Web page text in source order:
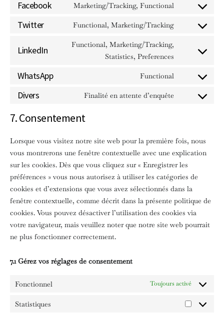
Facebook Marketing/Tracking, Functional CONSENT TO
Twitter Functional, Marketing/Tracking CONSENT TO
LinkedIn
Functional, Marketing/Tracking,
Statistics, Preferences
CONSENT TO
WhatsApp Functional CONSENT TO
Divers Finalité en attente d’enquête CONSENT TO
7. Consentement
Lorsque vous visitez notre site web pour la première fois, nous
vous montrerons une fenêtre contextuelle avec une explication
sur les cookies. Dès que vous cliquez sur « Enregistrer les
préférences » vous nous autorisez à utiliser les catégories de
cookies et d’extensions que vous avez sélectionnés dans la
fenêtre contextuelle, comme décrit dans la présente politique de
cookies. Vous pouvez désactiver l’utilisation des cookies via
votre navigateur, mais veuillez noter que notre site web pourrait
ne plus fonctionner correctement.
7.1 Gérez vos réglages de consentement
Fonctionnel Toujours activé
Statistiques